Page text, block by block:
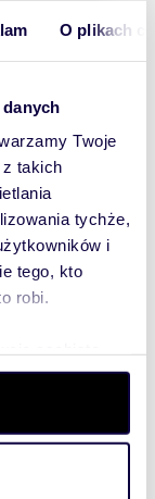
O plikach
Twoje
takich
tychże,
i
tego, kto
robi.
preferencje w
możesz
chwili.
treści